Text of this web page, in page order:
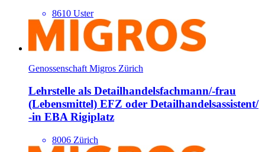
8610 Uster
Genossenschaft Migros Zürich
Lehrstelle als Detailhandels­fachmann/​-frau
(Lebensmittel) EFZ oder Detailhandels­assistent/​
-in EBA Rigiplatz
8006 Zürich